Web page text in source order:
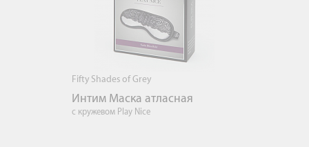
Fifty Shades of Grey
Интим Маска атласная
с кружевом Play Nice